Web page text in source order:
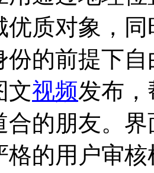
优质对象，
份的前提下
文视频发布
合的朋友。
格的用户审